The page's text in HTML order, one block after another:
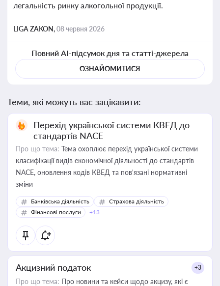
легальність ринку алкогольної продукції.
LIGA ZAKON,08 червня 2026
Повний AI-підсумок дня та статті-джерела
ОЗНАЙОМИТИСЯ
Теми, які можуть вас зацікавити:
Перехід української системи КВЕД до
стандартів NACE
Про що тема: Тема охоплює перехід української системи
класифікації видів економічної діяльності до стандартів
NACE, оновлення кодів КВЕД та пов'язані нормативні
зміни
Банківська діяльність
Страхова діяльність
Фінансові послуги
+13
Акцизний податок +3
Про що тема: Про новини та кейси щодо акцизу, які є